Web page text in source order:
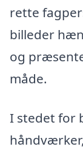
rette
billeder
og
måde.
I stedet for